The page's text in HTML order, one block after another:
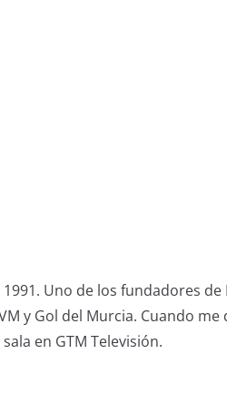
Uno de los fundadores
y Gol del Murcia. Cuando
en GTM Televisión.